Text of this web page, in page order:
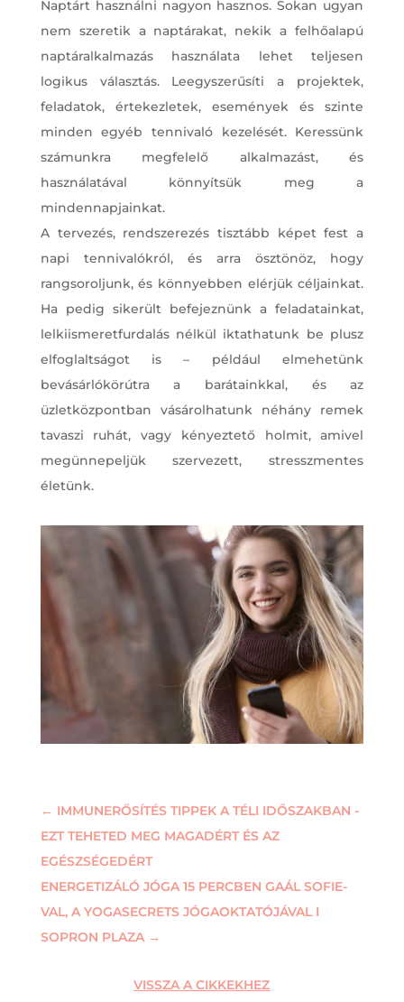
Naptárt használni nagyon hasznos. Sokan ugyan
nem szeretik a naptárakat, nekik a felhőalapú
naptáralkalmazás használata lehet teljesen
logikus választás. Leegyszerűsíti a projektek,
feladatok, értekezletek, események és szinte
minden egyéb tennivaló kezelését. Keressünk
számunkra megfelelő alkalmazást, és
használatával könnyítsük meg a
mindennapjainkat.
A tervezés, rendszerezés tisztább képet fest a
napi tennivalókról, és arra ösztönöz, hogy
rangsoroljunk, és könnyebben elérjük céljainkat.
Ha pedig sikerült befejeznünk a feladatainkat,
lelkiismeretfurdalás nélkül iktathatunk be plusz
elfoglaltságot is – például elmehetünk
bevásárlókörútra a barátainkkal, és az
üzletközpontban vásárolhatunk néhány remek
tavaszi ruhát, vagy kényeztető holmit, amivel
megünnepeljük szervezett, stresszmentes
életünk.
← IMMUNERŐSÍTÉS TIPPEK A TÉLI IDŐSZAKBAN -
EZT TEHETED MEG MAGADÉRT ÉS AZ
EGÉSZSÉGEDÉRT
ENERGETIZÁLÓ JÓGA 15 PERCBEN GAÁL SOFIE-
VAL, A YOGASECRETS JÓGAOKTATÓJÁVAL I
SOPRON PLAZA→
VISSZA A CIKKEKHEZ